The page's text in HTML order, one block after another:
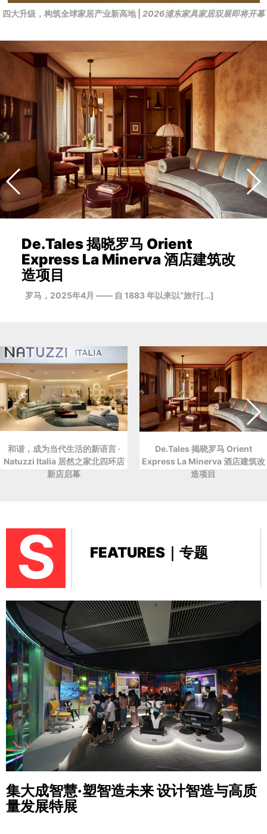
四大升级，构筑全球家居产业新高地 | 2026浦东家具家居双展即将开幕
De.Tales 揭晓罗马 Orient
Express La Minerva 酒店建筑改
造项目
罗马，2025年4月 —— 自 1883 年以来以“旅行[…]
和谐，成为当代生活的新语言 ·
Natuzzi Italia 居然之家北四环店
新店启幕
De.Tales 揭晓罗马 Orient
Express La Minerva 酒店建筑改
造项目
S FEATURES｜专题
集大成智慧·塑智造未来设计智造与高质
量发展特展